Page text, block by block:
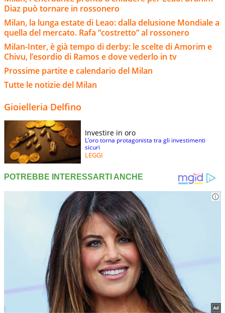
Diaz può tornare in rossonero
Milan, la lunga estate di Leao: dalla delusione Mondiale a
quella del mercato. Rafa “costretto” al rossonero
Milan-Inter, è già tempo di derby: le scelte di Amorim e
Chivu, l’esordio di Ramos e dove vederlo in tv
Prossime partite e calendario del Milan
Tutte le notizie del Milan
Gioielleria Delfino
Investire in oro
L’oro torna protagonista tra gli investimenti
sicuri
LEGGI